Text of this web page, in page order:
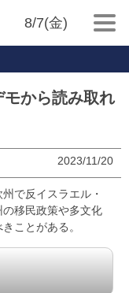
8/7(金)
モから読み取れ
2023/11/20
で反イスラエル・
移民政策や多文化
ことがある。